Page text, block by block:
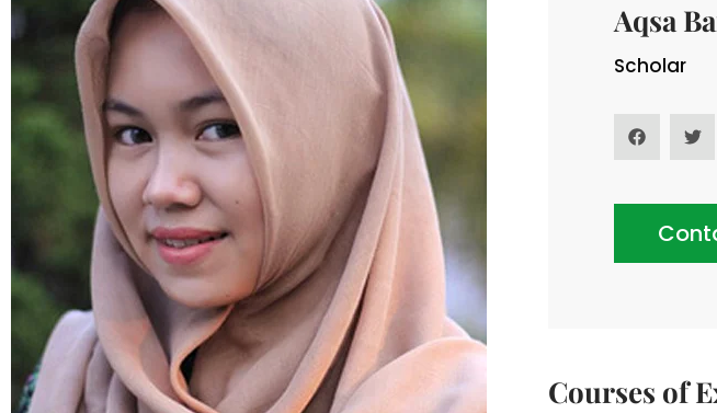
Aqsa
Scholar
Courses of